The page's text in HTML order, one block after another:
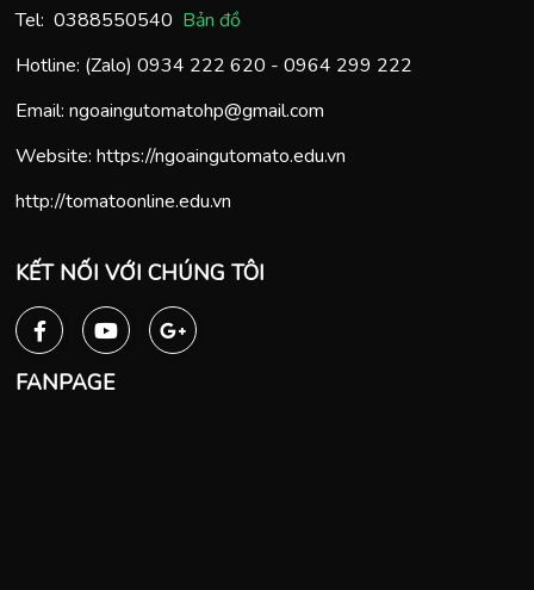
Tel: 0388550540 Bản đồ
Hotline: (Zalo) 0934 222 620 - 0964 299 222
Email: ngoaingutomatohp@gmail.com
Website: https://ngoaingutomato.edu.vn
http://tomatoonline.edu.vn
KẾT NỐI VỚI CHÚNG TÔI
FANPAGE